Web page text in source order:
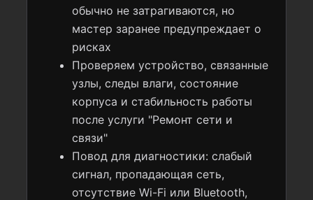
обычно не затрагиваются, но
мастер заранее предупреждает о
рисках
Проверяем устройство, связанные
узлы, следы влаги, состояние
корпуса и стабильность работы
после услуги "Ремонт сети и
связи"
Повод для диагностики: слабый
сигнал, пропадающая сеть,
отсутствие Wi-Fi или Bluetooth,